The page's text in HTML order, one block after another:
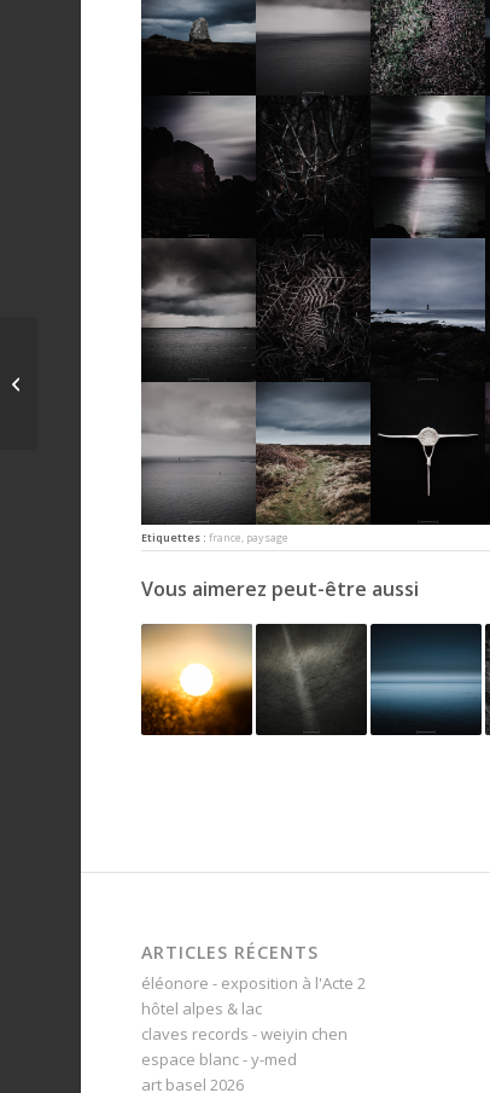
Etiquettes : france, paysage
Vous aimerez peut-être aussi
ARTICLES RÉCENTS
éléonore - exposition à l'Acte 2
hôtel alpes & lac
claves records - weiyin chen
espace blanc - y-med
art basel 2026